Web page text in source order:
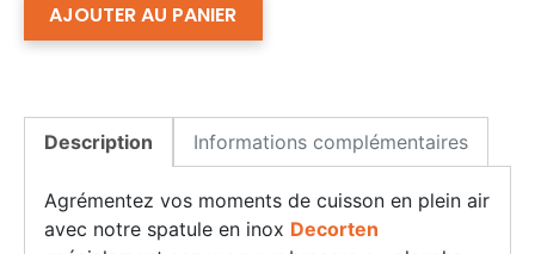
AJOUTER AU PANIER
Description Informations complémentaires
Agrémentez vos moments de cuisson en plein air
avec notre spatule en inox Decorten